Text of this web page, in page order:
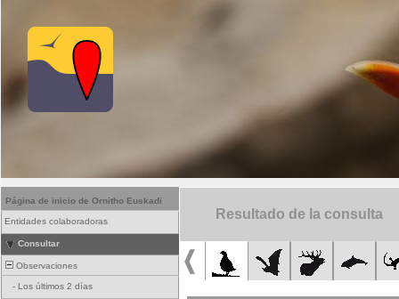
Página de inicio de Ornitho Euskadi
Entidades colaboradoras
Consultar
Observaciones
- Los últimos 2 días
Resultado de la consulta